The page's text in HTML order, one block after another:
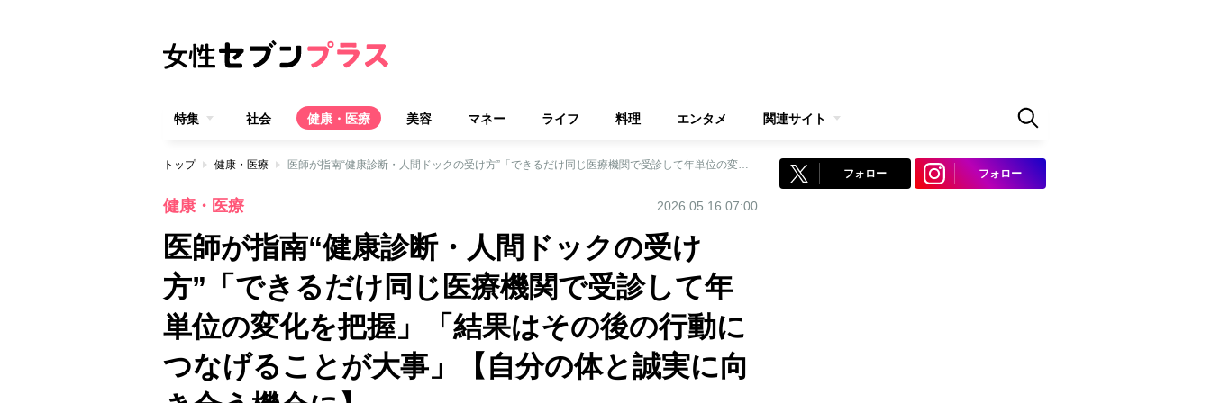
特集 社会 健康・医療 美容 マネー ライフ 料理 エンタメ 関連サイト
トップ 健康・医療 医師が指南“健康診断・人間ドックの受け方”「できるだけ同じ医療機関で受診して年単位の変化を把握」「結果はその後の行動につなげることが大事」【自分の体と誠実に向き合う機会に】
健康・医療 2026.05.16 07:00
医師が指南“健康診断・人間ドックの受け
方”「できるだけ同じ医療機関で受診して年
単位の変化を把握」「結果はその後の行動に
つなげることが大事」【自分の体と誠実に向
フォロー フォロー